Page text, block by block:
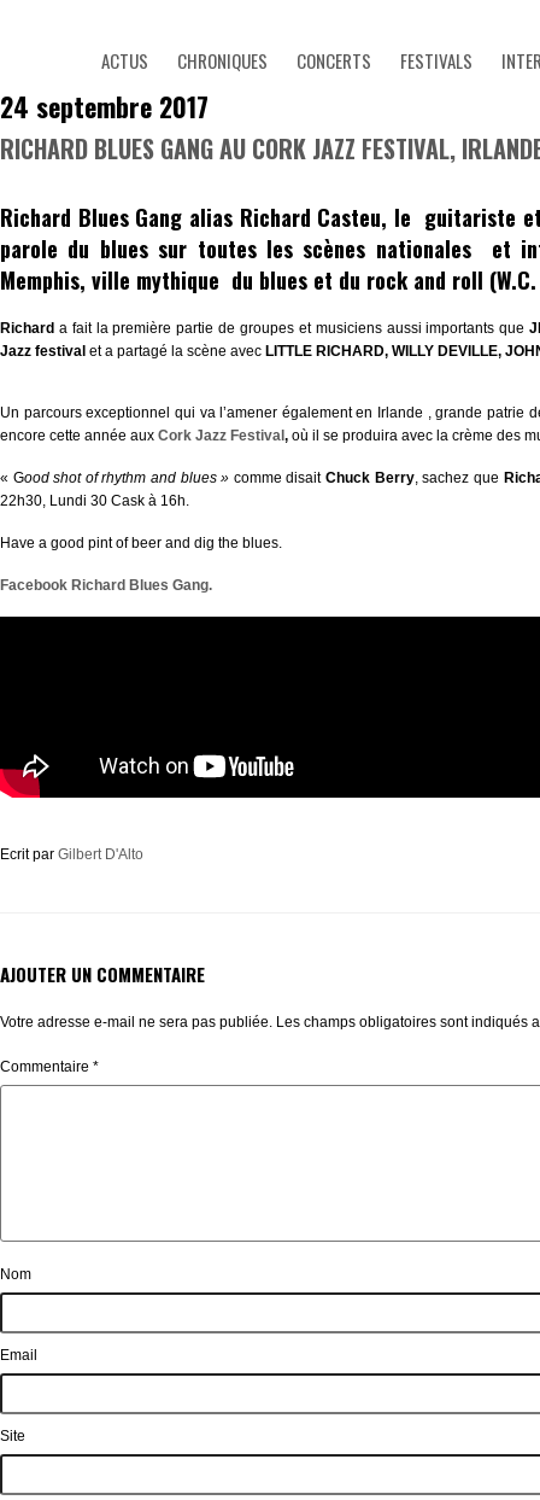
ACTUS CHRONIQUES CONCERTS FESTIVALS
24 septembre 2017
RICHARD BLUES GANG AU CORK JAZZ FESTIVAL,
Richard Blues Gang alias Richard Casteu, le guitariste
parole du blues sur toutes les scènes nationales et
Memphis, ville mythique du blues et du rock and roll (
Richard a fait la première partie de groupes et musiciens aussi importants que
Jazz festival et a partagé la scène avec LITTLE RICHARD, WILLY DEVILLE,
Un parcours exceptionnel qui va l’amener également en Irlande , grande patrie
encore cette année aux Cork Jazz Festival , où il se produira avec la crème des
« Good shot of rhythm and blues » comme disaitChuck Berry, sachez que
22h30, Lundi 30 Cask à 16h.
Have a good pint of beer and dig the blues.
Facebook Richard Blues Gang.
Ecrit par Gilbert D'Alto
AJOUTER UN COMMENTAIRE
Votre adresse e-mail ne sera pas publiée. Les champs obligatoires sont indiqués
Commentaire *
Nom
Email
Site